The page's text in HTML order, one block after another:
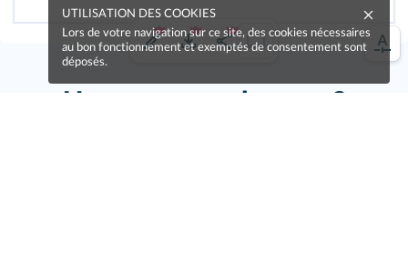
UTILISATION DES COOKIES
Lors de votre navigation sur ce site, des cookies nécessaires
au bon fonctionnement et exemptés de consentement sont
déposés.